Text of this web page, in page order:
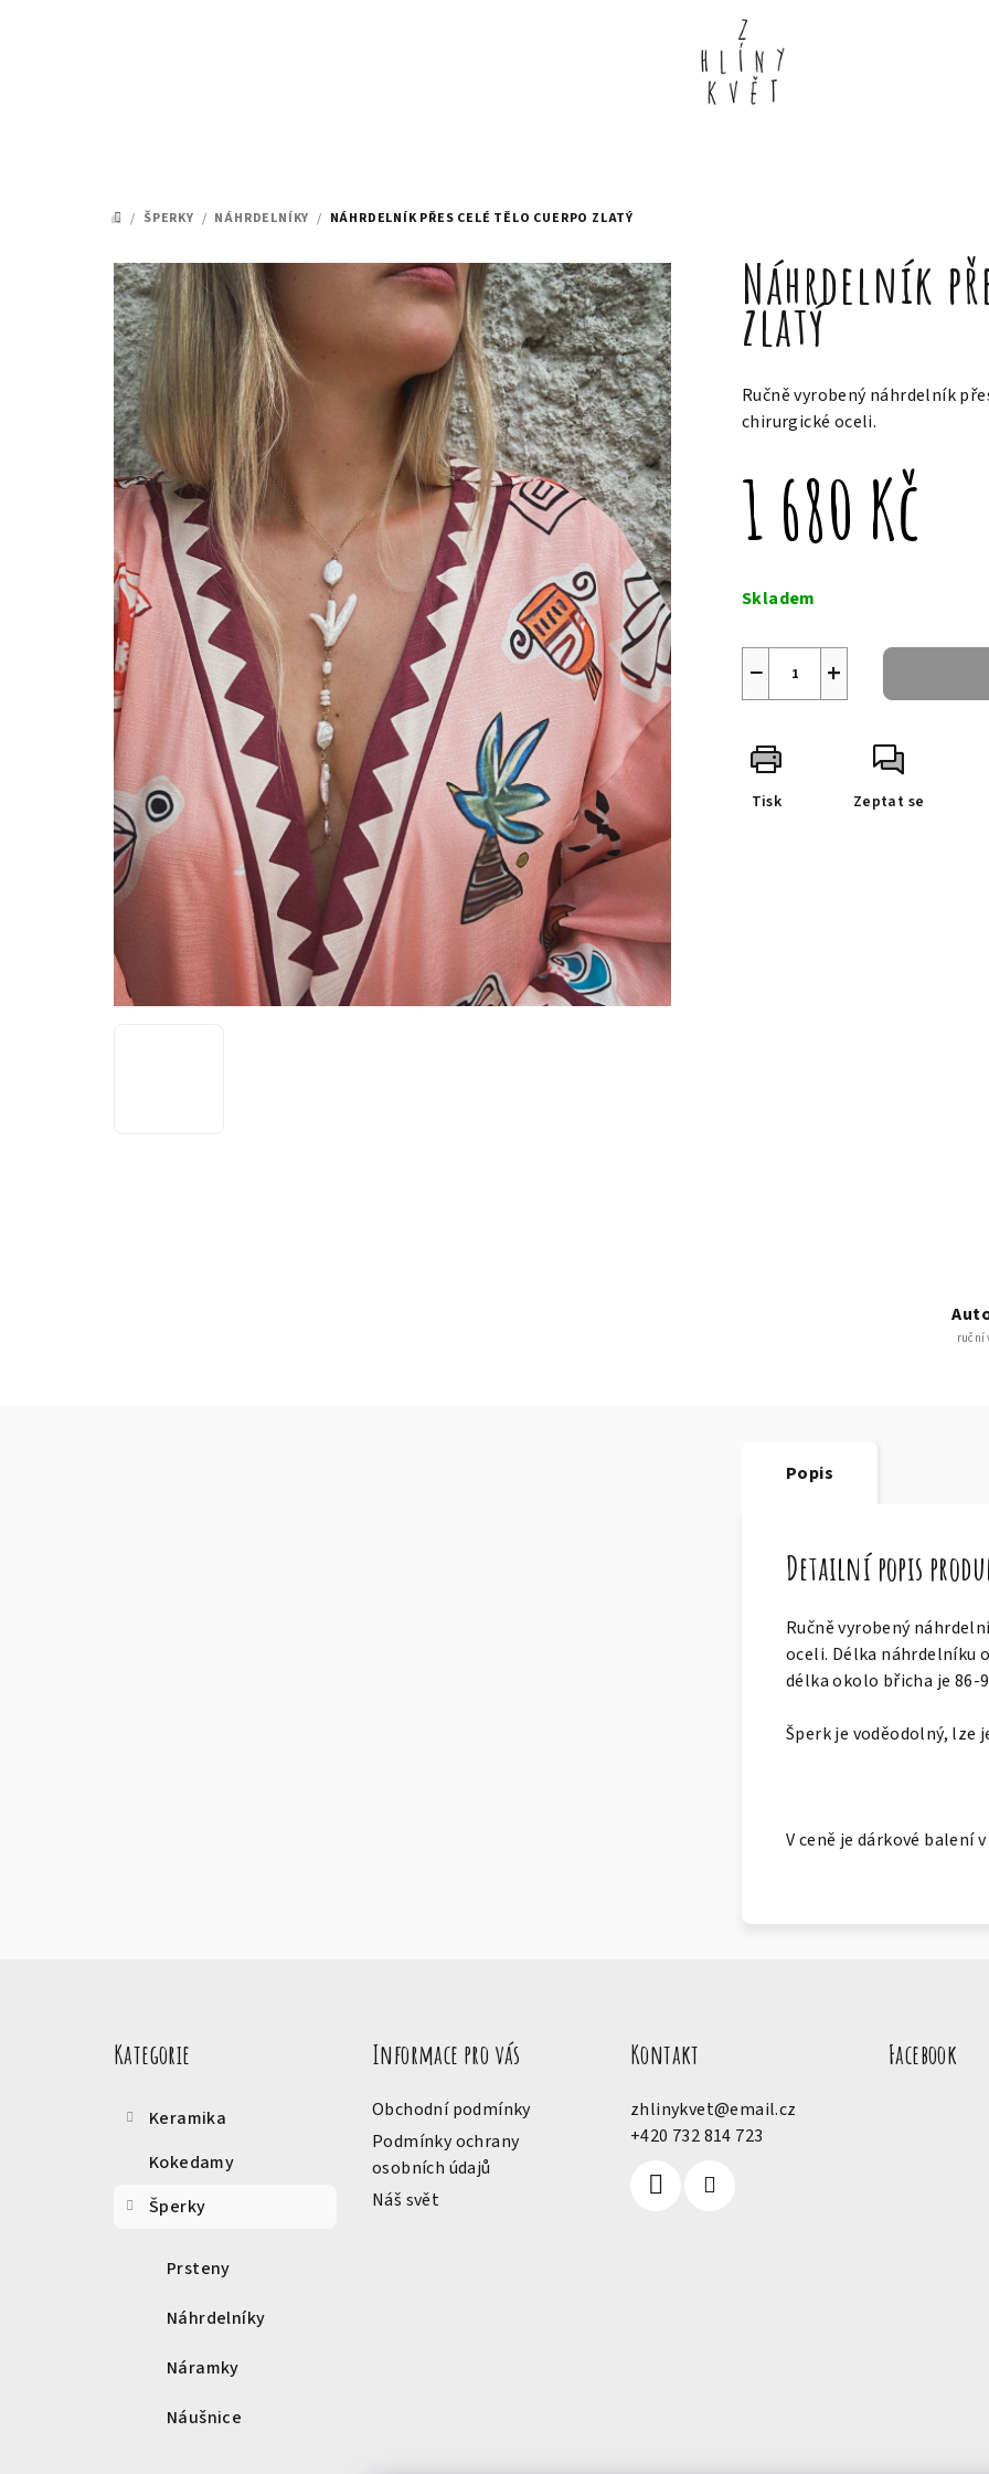
DOMŮ
/ ŠPERKY / NÁHRDELNÍKY / NÁHRDELNÍK PŘES CELÉ TĚLO CUERPO ZLATÝ
Náhrdelník
zlatý
Ručně vyrobený náhrdelník
chirurgické oceli.
1 680 Kč
cena:
Skladem
+
−
Tisk Zeptat se
ruční
Popis
Detailní popis
Ručně vyrobený
oceli. Délka náhrdelníku
délka okolo břicha je
Šperk je voděodolný, lze
V ceně je dárkové balení
Kategorie
Keramika
Kokedamy
Šperky
Prsteny
Náhrdelníky
Náramky
Náušnice
Informace pro vás
Obchodní podmínky
Podmínky ochrany
osobních údajů
Náš svět
Kontakt
zhlinykvet@email.cz
+420 732 814 723
Facebook